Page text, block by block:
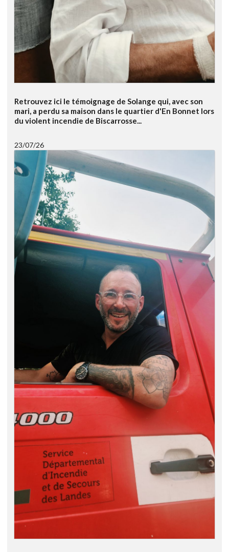
Retrouvez ici le témoignage de Solange qui, avec son
mari, a perdu sa maison dans le quartier d'En Bonnet lors
du violent incendie de Biscarrosse...
23/07/26